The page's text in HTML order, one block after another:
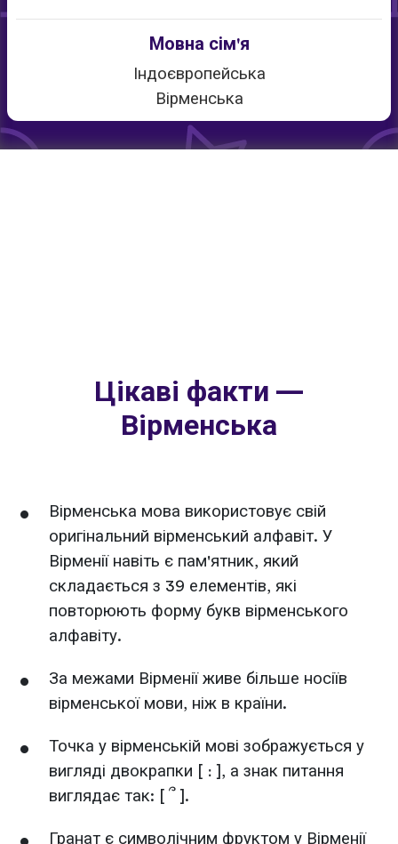
Мовна сім'я
Індоєвропейська
Вірменська
Цікаві факти —
Вірменська
Вірменська мова використовує свій
оригінальний вірменський алфавіт. У
Вірменії навіть є пам'ятник, який
складається з 39 елементів, які
повторюють форму букв вірменського
алфавіту.
За межами Вірменії живе більше носіїв
вірменської мови, ніж в країни.
Точка у вірменській мові зображується у
вигляді двокрапки [ ։ ], а знак питання
виглядає так: [ ՞ ].
Гранат є символічним фруктом у Вірменії